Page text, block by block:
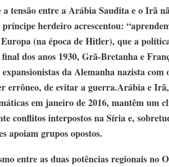
tensão entre a Arábia Saudita e o Irã
herdeiro acrescentou:
(na época de Hitler), que a
dos anos 1930, Grã-Bretanha e
expansionistas da Alemanha nazista com
errôneo, de evitar a guerra.Arábia e
em janeiro de 2016, mantêm um
conflitos interpostos na Síria e,
apoiam grupos opostos.
entre as duas potências regionais no